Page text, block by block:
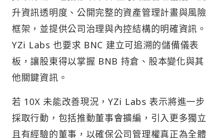
升資訊透明度、公開完整的資產管理計畫與風險
框架，並提供公司治理與內控結構的明確資訊。
YZi Labs 也要求 BNC 建立可追溯的儲備儀表
板，讓股東得以掌握 BNB 持倉、股本變化與其
他關鍵資訊。
若 10X 未能改善現況，YZi Labs 表示將進一步
採取行動，包括推動董事會擴編，引入更多獨立
且有經驗的董事，以確保公司管理權真正為全體